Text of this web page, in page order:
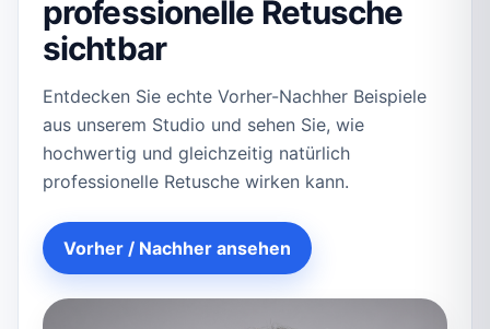
professionelle Retusche
sichtbar
Entdecken Sie echte Vorher-Nachher Beispiele
aus unserem Studio und sehen Sie, wie
hochwertig und gleichzeitig natürlich
professionelle Retusche wirken kann.
Vorher / Nachher ansehen